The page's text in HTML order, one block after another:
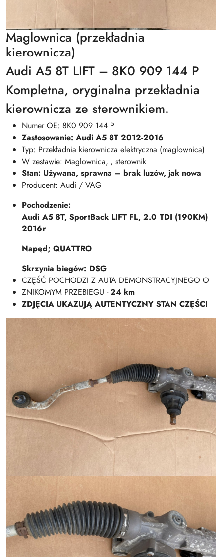
Maglownica (przekładnia
kierownicza)
Audi A5 8T LIFT – 8K0 909 144 P
Kompletna, oryginalna przekładnia
kierownicza ze sterownikiem.
Numer OE: 8K0 909 144 P
Zastosowanie: Audi A5 8T 2012-2016
Typ: Przekładnia kierownicza elektryczna (maglownica)
W zestawie: Maglownica, , sterownik
Stan: Używana, sprawna – brak luzów, jak nowa
Producent: Audi / VAG
Pochodzenie:
Audi A5 8T, SportBack LIFT FL, 2.0 TDI (190KM)
2016r
Napęd; QUATTRO
Skrzynia biegów: DSG
CZĘŚĆ POCHODZI Z AUTA DEMONSTRACYJNEGO O
ZNIKOMYM PRZEBIEGU -24 km
ZDJĘCIA UKAZUJĄ AUTENTYCZNY STAN CZĘŚCI